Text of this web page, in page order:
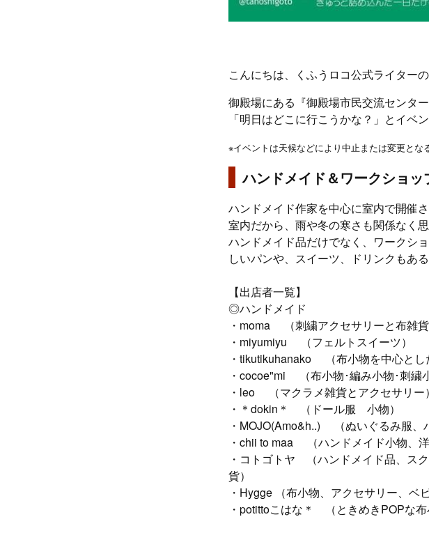
こんにちは、くふうロコ公式ライターの
御殿場にある『御殿場市民交流センタ
「明日はどこに行こうかな？」とイベ
※イベントは天候などにより中止または変更とな
ハンドメイド＆ワークショッ
ハンドメイド作家を中心に室内で開催
室内だから、雨や冬の寒さも関係なく
ハンドメイド品だけでなく、ワークシ
しいパンや、スイーツ、ドリンクもある
【出店者一覧】
◎ハンドメイド
・moma （刺繍アクセサリーと布雑貨
・miyumiyu （フェルトスイーツ）
・tikutikuhanako （布小物を中心とし
・cocoe"mi （布小物･編み小物･刺繍
・leo （マクラメ雑貨とアクセサリー）
・＊dokin＊ （ドール服 小物）
・MOJO(Amo&h..) （ぬいぐるみ服、
・chii to maa （ハンドメイド小物、洋
・コトゴトヤ （ハンドメイド品、ス
貨）
・Hygge （布小物、アクセサリー、ベ
・potittoこはな＊ （ときめきPOPな布